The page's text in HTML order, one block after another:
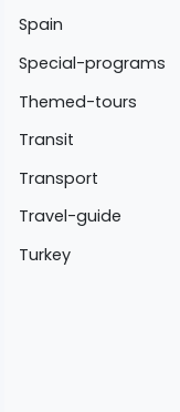
Spain
Special-programs
Themed-tours
Transit
Transport
Travel-guide
Turkey